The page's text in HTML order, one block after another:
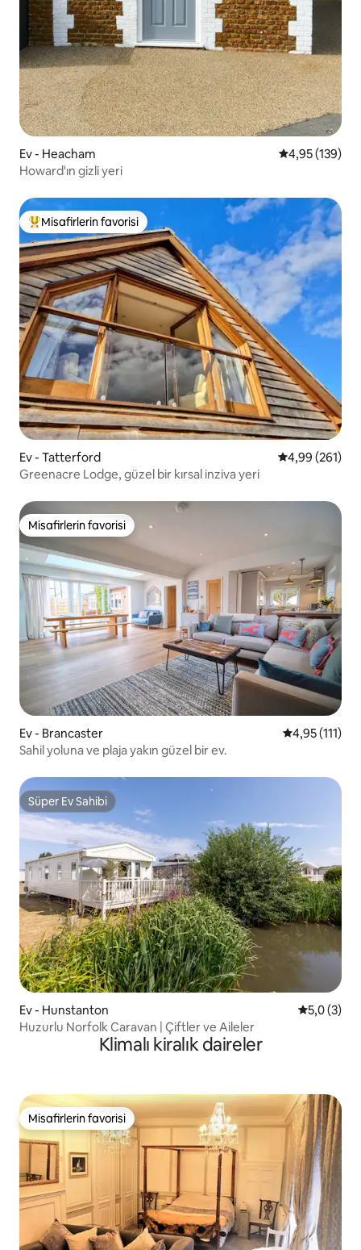
Ev - Heacham 5 üzerinden
4,95 (139)
Howard'ın gizli yeri
Misafirlerin favorilerinden en beğenilenler arasında
Misafirlerin favorisi
Ev - Tatterford 5 üzerinden
4,99 (261)
Greenacre Lodge, güzel bir kırsal inziva yeri
Misafirlerin favorisi
Misafirlerin favorisi
Ev - Brancaster 5 üzerinden
4,95 (111)
Sahil yoluna ve plaja yakın güzel bir ev.
Süper Ev Sahibi
Süper Ev Sahibi
Ev - Hunstanton 55,0 (3)
Huzurlu Norfolk Caravan | Çiftler ve Aileler
Klimalı kiralık daireler
Misafirlerin favorisi
Misafirlerin favorisi